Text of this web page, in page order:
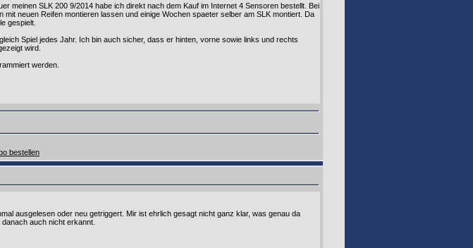
meinen SLK 200 9/2014 habe ich direkt nach dem Kauf im Internet 4 Sensoren bestellt. Bei
neuen Reifen montieren lassen und einige Wochen spaeter selber am SLK montiert. Da
gespielt.
Spiel jedes Jahr. Ich bin auch sicher, dass er hinten, vorne sowie links und rechts
wird.
werden.
bestellen
ausgelesen oder neu getriggert. Mir ist ehrlich gesagt nicht ganz klar, was genau da
auch nicht erkannt.